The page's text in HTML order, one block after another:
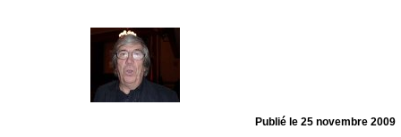
Publié le 25 novembre 2009